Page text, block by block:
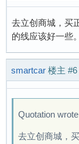
去立创商城，买
的线应该好一些。
smartcar 楼主 #6
Quotation
去立创商城，